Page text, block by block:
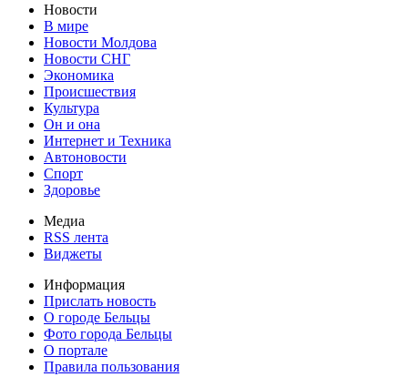
Новости
В мире
Новости Молдова
Новости СНГ
Экономика
Происшествия
Культура
Он и она
Интернет и Техника
Автоновости
Спорт
Здоровье
Медиа
RSS лента
Виджеты
Информация
Прислать новость
О городе Бельцы
Фото города Бельцы
О портале
Правила пользования